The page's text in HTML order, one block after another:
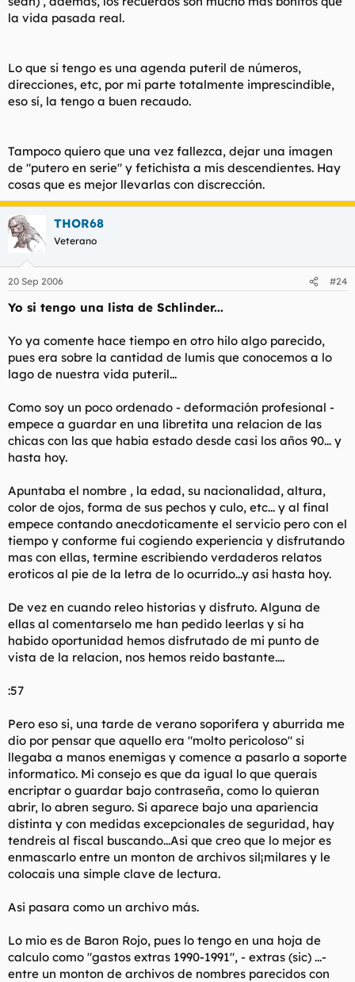
la vida pasada real.
Lo que si tengo es una agenda puteril de números,
direcciones, etc, por mi parte totalmente imprescindible,
eso sí, la tengo a buen recaudo.
Tampoco quiero que una vez fallezca, dejar una imagen
de "putero en serie" y fetichista a mis descendientes. Hay
cosas que es mejor llevarlas con discrección.
THOR68
Veterano
20 Sep 2006 #24
Yo si tengo una lista de Schlinder...
Yo ya comente hace tiempo en otro hilo algo parecido,
pues era sobre la cantidad de lumis que conocemos a lo
lago de nuestra vida puteril...
Como soy un poco ordenado - deformación profesional -
empece a guardar en una libretita una relacion de las
chicas con las que habia estado desde casi los años 90... y
hasta hoy.
Apuntaba el nombre , la edad, su nacionalidad, altura,
color de ojos, forma de sus pechos y culo, etc... y al final
empece contando anecdoticamente el servicio pero con el
tiempo y conforme fui cogiendo experiencia y disfrutando
mas con ellas, termine escribiendo verdaderos relatos
eroticos al pie de la letra de lo ocurrido...y asi hasta hoy.
De vez en cuando releo historias y disfruto. Alguna de
ellas al comentarselo me han pedido leerlas y si ha
habido oportunidad hemos disfrutado de mi punto de
vista de la relacion, nos hemos reido bastante....
:57
Pero eso si, una tarde de verano soporifera y aburrida me
dio por pensar que aquello era "molto pericoloso" si
llegaba a manos enemigas y comence a pasarlo a soporte
informatico. Mi consejo es que da igual lo que querais
encriptar o guardar bajo contraseña, como lo quieran
abrir, lo abren seguro. Si aparece bajo una apariencia
distinta y con medidas excepcionales de seguridad, hay
tendreis al fiscal buscando...Asi que creo que lo mejor es
enmascarlo entre un monton de archivos sil¡milares y le
colocais una simple clave de lectura.
Asi pasara como un archivo más.
Lo mio es de Baron Rojo, pues lo tengo en una hoja de
calculo como "gastos extras 1990-1991", - extras (sic) ...-
entre un monton de archivos de nombres parecidos con